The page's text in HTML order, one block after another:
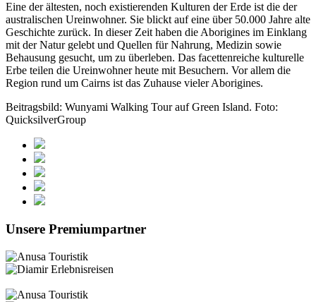
Eine der ältesten, noch existierenden Kulturen der Erde ist die der
australischen Ureinwohner. Sie blickt auf eine über 50.000 Jahre alte
Geschichte zurück. In dieser Zeit haben die Aborigines im Einklang
mit der Natur gelebt und Quellen für Nahrung, Medizin sowie
Behausung gesucht, um zu überleben. Das facettenreiche kulturelle
Erbe teilen die Ureinwohner heute mit Besuchern. Vor allem die
Region rund um Cairns ist das Zuhause vieler Aborigines.
Beitragsbild: Wunyami Walking Tour auf Green Island. Foto:
QuicksilverGroup
Unsere Premiumpartner